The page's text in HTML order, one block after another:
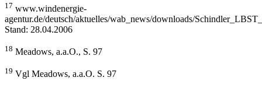
17 www.windenergie-
agentur.de/deutsch/aktuelles/wab_news/downloads/
Stand: 28.04.2006
18 Meadows, a.a.O., S. 97
19 Vgl Meadows, a.a.O. S. 97